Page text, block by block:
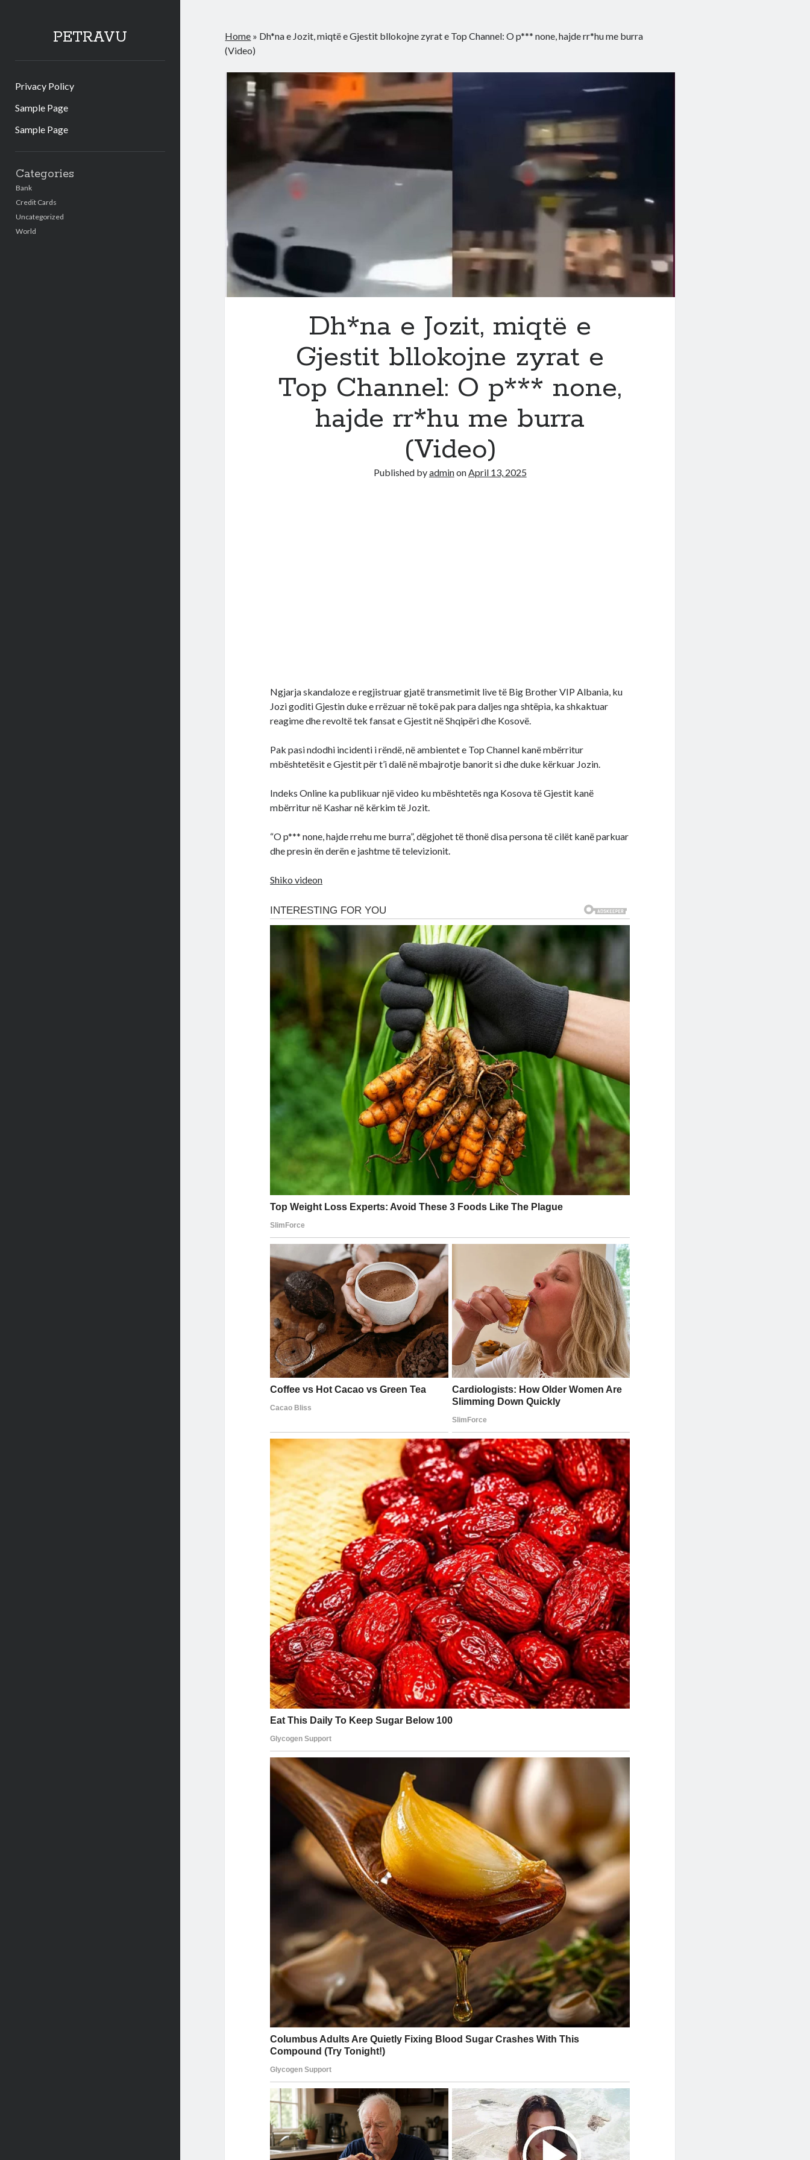
PETRAVU
Privacy Policy
Sample Page
Sample Page
Categories
Bank
Credit Cards
Uncategorized
World
Home » Dh*na e Jozit, miqtë e Gjestit bllokojne zyrat e Top Channel: O p*** none, hajde rr*hu me burra
(Video)
Dh*na e Jozit, miqtë e
Gjestit bllokojne zyrat e
Top Channel: O p*** none,
hajde rr*hu me burra
(Video)
Published byadminonApril 13, 2025
Ngjarja skandaloze e regjistruar gjatë transmetimit live të Big Brother VIP Albania, ku
Jozi goditi Gjestin duke e rrëzuar në tokë pak para daljes nga shtëpia, ka shkaktuar
reagime dhe revoltë tek fansat e Gjestit në Shqipëri dhe Kosovë.
Pak pasi ndodhi incidenti i rëndë, në ambientet e Top Channel kanë mbërritur
mbështetësit e Gjestit për t’i dalë në mbajrotje banorit si dhe duke kërkuar Jozin.
Indeks Online ka publikuar një video ku mbështetës nga Kosova të Gjestit kanë
mbërritur në Kashar në kërkim të Jozit.
“O p*** none, hajde rrehu me burra”, dëgjohet të thonë disa persona të cilët kanë parkuar
dhe presin ën derën e jashtme të televizionit.
Shiko videon